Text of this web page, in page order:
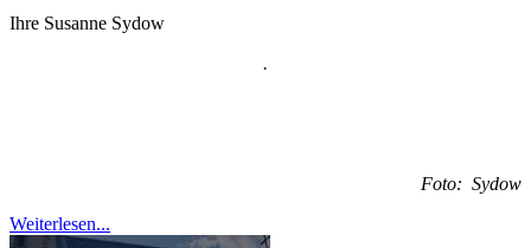
Ihre Susanne Sydow
.
Foto: Sydow
Weiterlesen...